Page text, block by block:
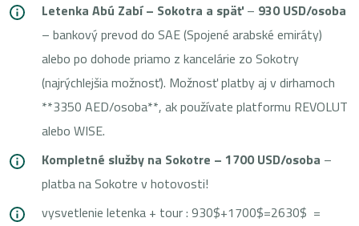
Letenka Abú Zabí – Sokotra a späť – 930 USD/osoba
– bankový prevod do SAE (Spojené arabské emiráty)
alebo po dohode priamo z kancelárie zo Sokotry
(najrýchlejšia možnosť). Možnosť platby aj v dirhamoch
**3350 AED/osoba**, ak používate platformu REVOLUT
alebo WISE.
Kompletné služby na Sokotre – 1700 USD/osoba –
platba na Sokotre v hotovosti!
vysvetlenie letenka + tour : 930$+1700$=2630$ =